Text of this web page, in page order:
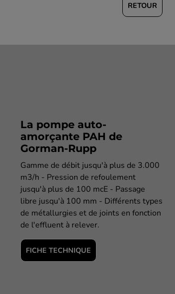
RETOUR
La pompe auto-
amorçante PAH de
Gorman-Rupp
Gamme de débit jusqu'à plus de 3.000
m3/h - Pression de refoulement
jusqu'à plus de 100 mcE - Passage
libre jusqu'à 100 mm - Différents types
de métallurgies et de joints en fonction
de l'effluent à relever.
FICHE TECHNIQUE